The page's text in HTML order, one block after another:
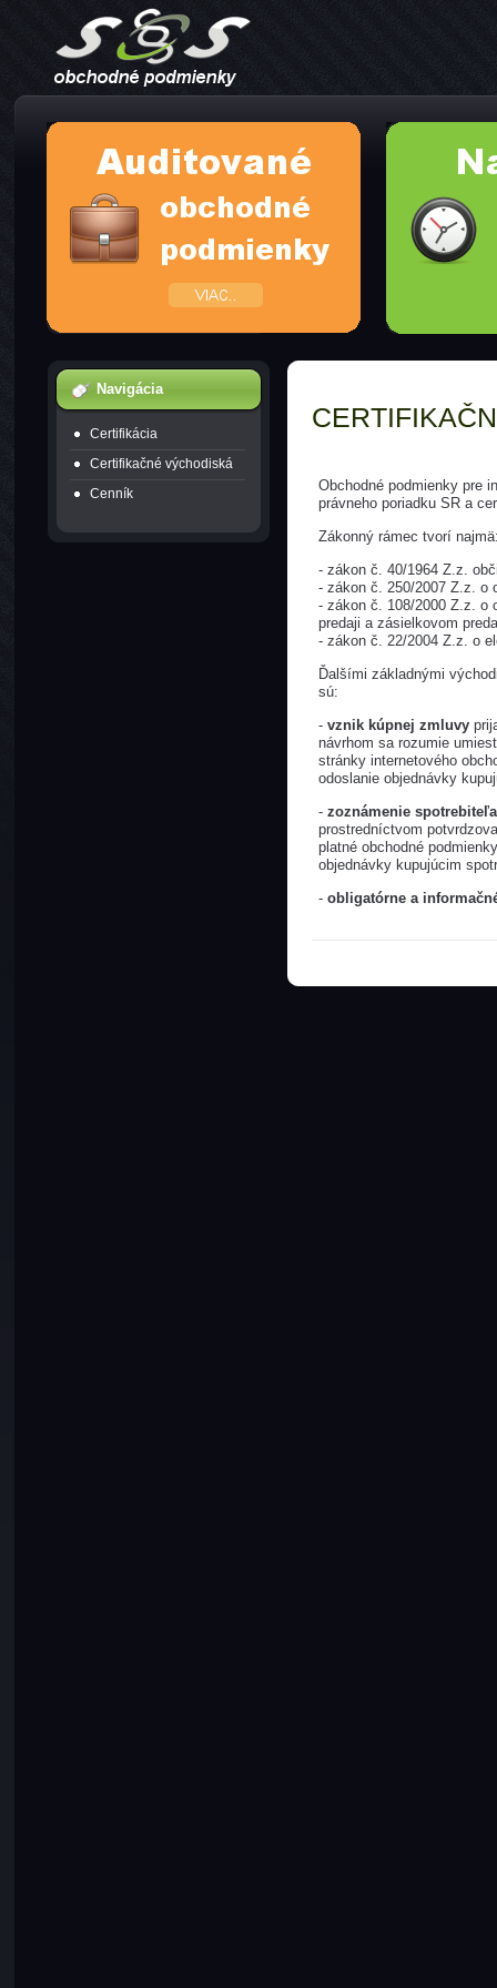
Navigácia
Certifikácia
Certifikačné východiská
Cenník
Obchodné podmienky pre
právneho poriadku SR a
Zákonný rámec tvorí
- zákon č. 40/1964 Z.z.
- zákon č. 250/2007 Z.z. o
- zákon č. 108/2000 Z.z. o
predaji a zásielkovom
- zákon č. 22/2004 Z.z. o
Ďalšími základnými
sú:
- vznik kúpnej zmluvy
návrhom sa rozumie
stránky internetového
odoslanie objednávky
- zoznámenie
prostredníctvom
platné obchodné
objednávky kupujúcim
- obligatórne a